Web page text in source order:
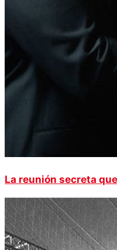
La reunión secreta